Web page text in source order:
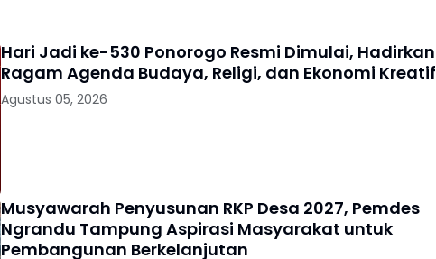
Hari Jadi ke-530 Ponorogo Resmi Dimulai, Hadirkan
Ragam Agenda Budaya, Religi, dan Ekonomi Kreatif
Agustus 05, 2026
Musyawarah Penyusunan RKP Desa 2027, Pemdes
Ngrandu Tampung Aspirasi Masyarakat untuk
Pembangunan Berkelanjutan